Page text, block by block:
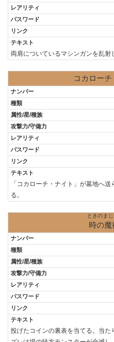
両肩についているマシンガンを乱射
コカローチ
「コカローチ・ナイト」が墓地へ
る。
ときのま
時の魔
投げたコインの裏表を当てる。当